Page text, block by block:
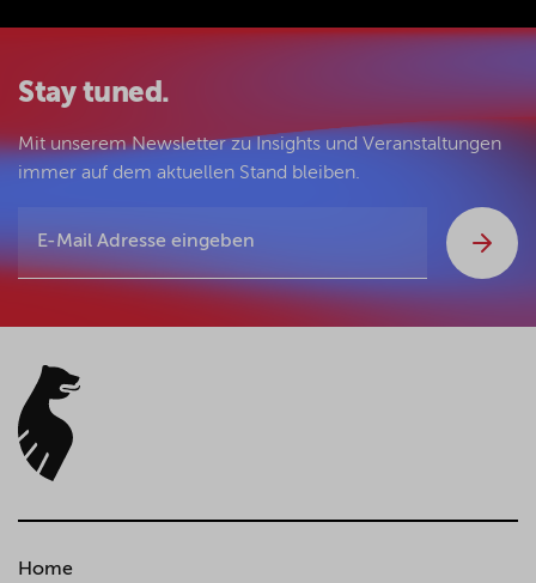
Stay tuned.
Mit unserem Newsletter zu Insights und Veranstaltungen
immer auf dem aktuellen Stand bleiben.
Home